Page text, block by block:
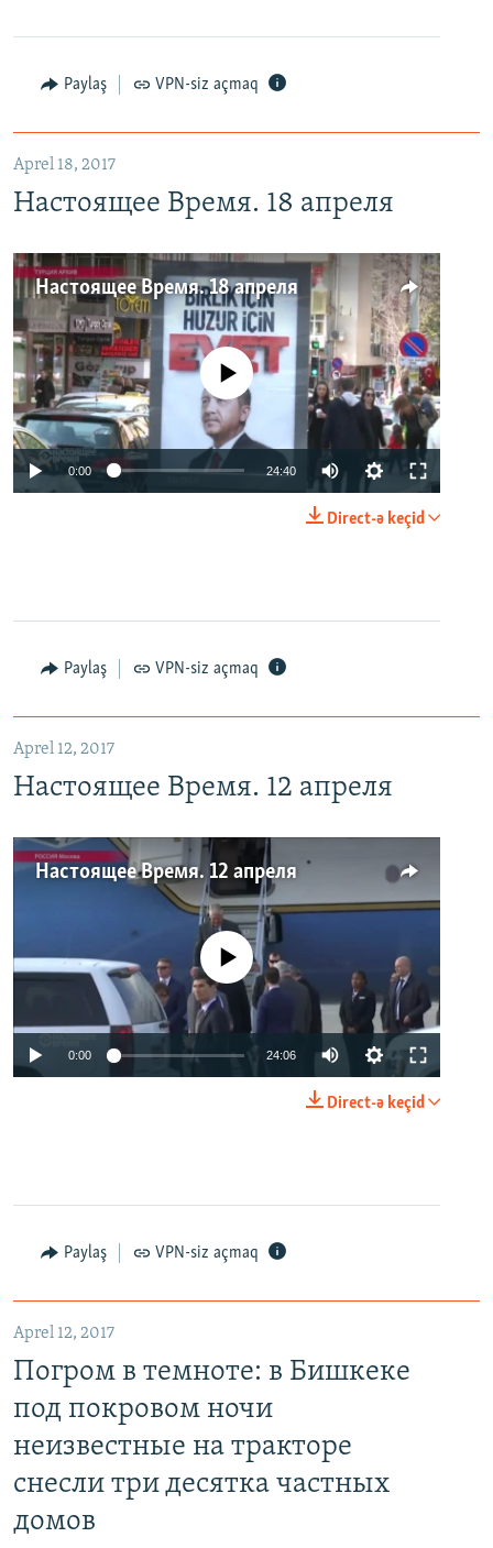
Paylaş VPN-siz açmaq
Aprel 18, 2017
Настоящее Время. 18 апреля
Настоящее Время. 18 апреля
No media source currently available
0:00 24:40
Direct-ə keçid
Paylaş VPN-siz açmaq
Aprel 12, 2017
Настоящее Время. 12 апреля
Настоящее Время. 12 апреля
No media source currently available
0:00 24:06
Direct-ə keçid
Paylaş VPN-siz açmaq
Aprel 12, 2017
Погром в темноте: в Бишкеке
под покровом ночи
неизвестные на тракторе
снесли три десятка частных
домов